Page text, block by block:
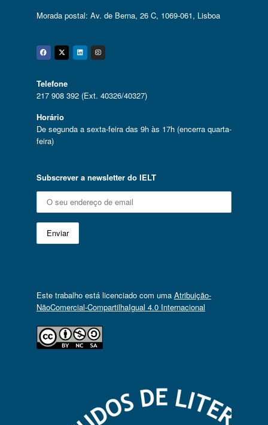
Morada postal: Av. de Berna, 26 C, 1069-061, Lisboa
Facebook
Twitter
Linkedin
Instagram
Telefone
217 908 392 (Ext. 40326/40327)
Horário
De segunda a sexta-feira das 9h às 17h (encerra quarta-
feira)
Subscrever a newsletter do IELT
Este trabalho está licenciado com uma Atribuição-
NãoComercial-CompartilhaIgual 4.0 Internacional